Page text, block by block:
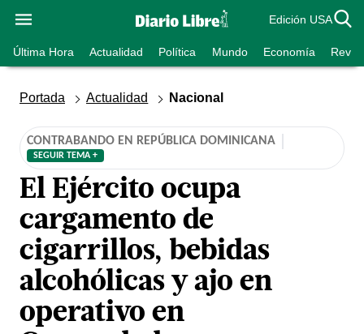
Edición USA
Última Hora Actualidad Política Mundo Economía
Portada Actualidad Nacional
CONTRABANDO EN REPÚBLICA DOMINICANA
SEGUIR TEMA +
El Ejército ocupa
cargamento de
cigarrillos, bebidas
alcohólicas y ajo en
operativo en